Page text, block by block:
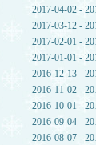
2017-04-02 -
2017-03-12 -
2017-02-01 -
2017-01-01 -
2016-12-13 -
2016-11-02 -
2016-10-01 -
2016-09-04 -
2016-08-07 -